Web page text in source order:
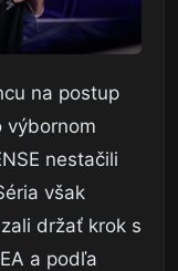
na postup
výbornom
nestačili
však
držať krok s
a podľa